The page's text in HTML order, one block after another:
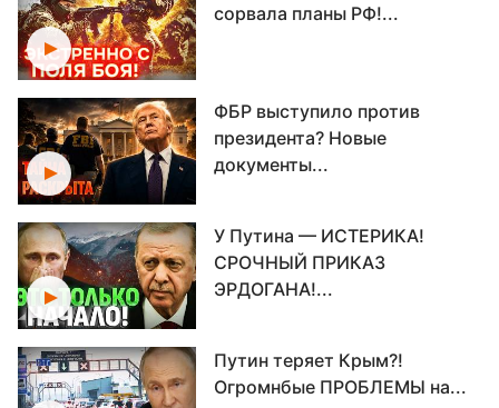
сорвала планы РФ!...
ФБР выступило против
президента? Новые
документы...
У Путина — ИСТЕРИКА!
СРОЧНЫЙ ПРИКАЗ
ЭРДОГАНА!...
Путин теряет Крым?!
Огромнбые ПРОБЛЕМЫ на...